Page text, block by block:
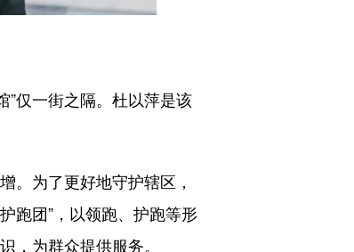
仅一街之隔。杜以萍是该
为了更好地守护辖区，
跑团”，以领跑、护跑等形
为群众提供服务。